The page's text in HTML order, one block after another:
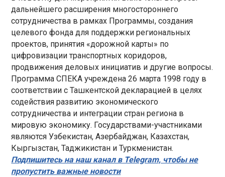
дальнейшего расширения многостороннего
сотрудничества в рамках Программы, создания
целевого фонда для поддержки региональных
проектов, принятия «дорожной карты» по
цифровизации транспортных коридоров,
продвижения деловых инициатив и другие вопросы.
Программа СПЕКА учреждена 26 марта 1998 году в
соответствии с Ташкентской декларацией в целях
содействия развитию экономического
сотрудничества и интеграции стран региона в
мировую экономику. Государствами-участниками
являются Узбекистан, Азербайджан, Казахстан,
Кыргызстан, Таджикистан и Туркменистан.
Подпишитесь на наш канал в Telegram, чтобы не
пропустить важные новости